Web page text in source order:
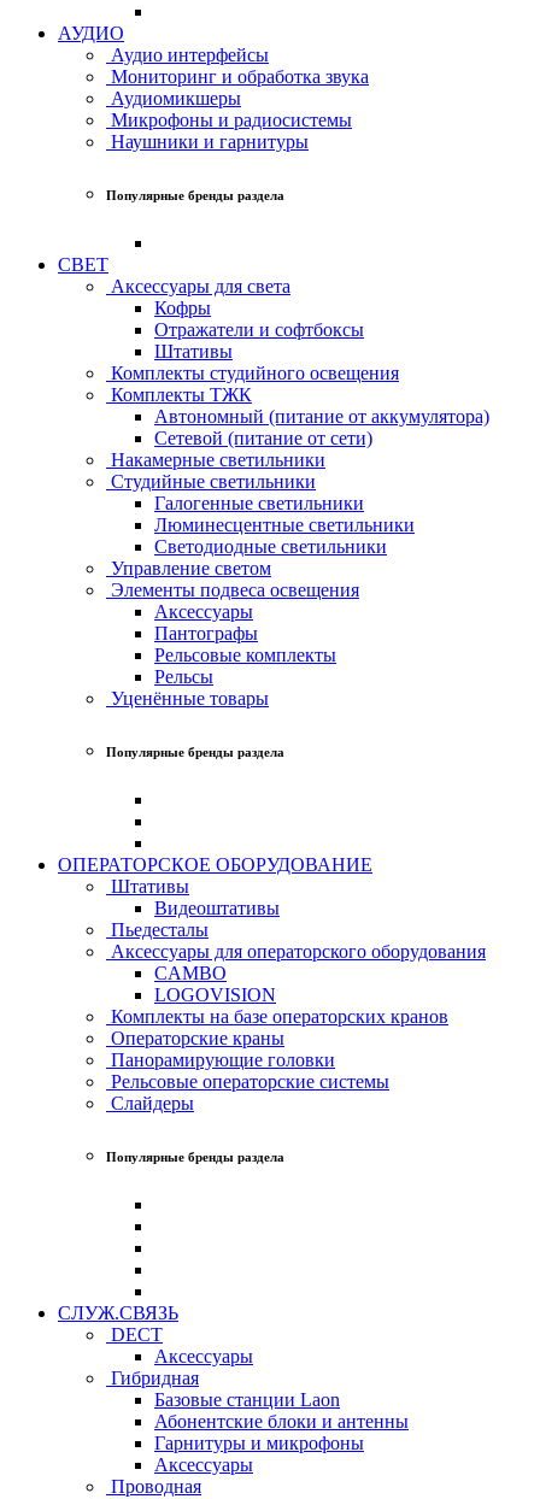
АУДИО
Аудио интерфейсы
Мониторинг и обработка звука
Аудиомикшеры
Микрофоны и радиосистемы
Наушники и гарнитуры
Популярные бренды раздела
СВЕТ
Аксессуары для света
Кофры
Отражатели и софтбоксы
Штативы
Комплекты студийного освещения
Комплекты ТЖК
Автономный (питание от аккумулятора)
Сетевой (питание от сети)
Накамерные светильники
Студийные светильники
Галогенные светильники
Люминесцентные светильники
Светодиодные светильники
Управление светом
Элементы подвеса освещения
Аксессуары
Пантографы
Рельсовые комплекты
Рельсы
Уценённые товары
Популярные бренды раздела
ОПЕРАТОРСКОЕ ОБОРУДОВАНИЕ
Штативы
Видеоштативы
Пьедесталы
Аксессуары для операторского оборудования
CAMBO
LOGOVISION
Комплекты на базе операторских кранов
Операторские краны
Панорамирующие головки
Рельсовые операторские системы
Слайдеры
Популярные бренды раздела
СЛУЖ.СВЯЗЬ
DECT
Аксессуары
Гибридная
Базовые станции Laon
Абонентские блоки и антенны
Гарнитуры и микрофоны
Аксессуары
Проводная